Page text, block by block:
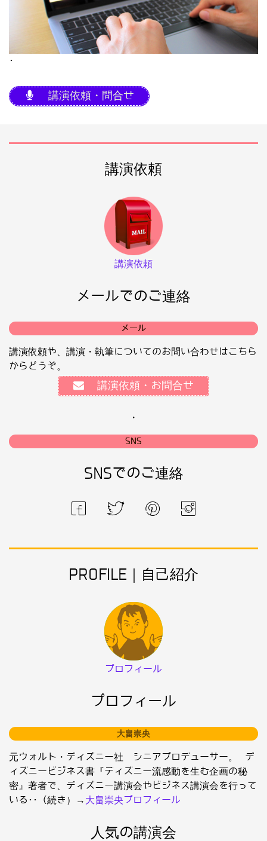
･
講演依頼・問合せ
講演依頼
講演依頼
メールでのご連絡
メール
講演依頼や、講演・執筆についてのお問い合わせはこちら
からどうぞ。
講演依頼・お問合せ
・
SNS
SNSでのご連絡
PROFILE｜自己紹介
プロフィール
プロフィール
大畠崇央
元ウォルト・ディズニー社 シニアプロデューサー。 デ
ィズニービジネス書『ディズニー流感動を生む企画の秘
密』著者で、ディズニー講演会やビジネス講演会を行って
いる･･（続き）→ 大畠崇央プロフィール
人気の講演会